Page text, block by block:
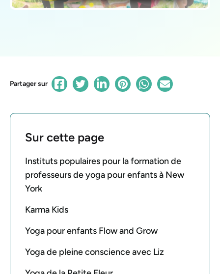
Partager sur
Sur cette page
Instituts populaires pour la formation de
professeurs de yoga pour enfants à New
York
Karma Kids
Yoga pour enfants Flow and Grow
Yoga de pleine conscience avec Liz